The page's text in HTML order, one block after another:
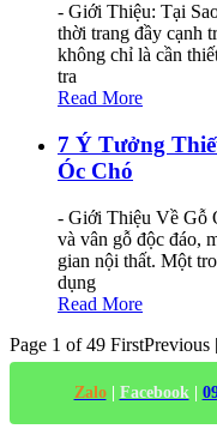
- Giới Thiệu: Tại
thời trang đầy cạnh
không chỉ là cần
tra
Read More
7 Ý Tưởng
Óc Chó
- Giới Thiệu Về Gỗ
và vân gỗ độc đáo,
gian nội thất. Một
dụng
Read More
Page 1 of 49 FirstPrevious
Zalo| Facebook |